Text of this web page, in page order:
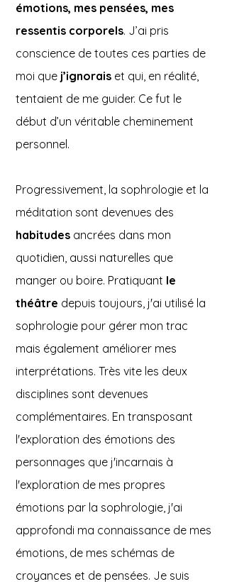
émotions, mes pensées, mes
ressentis corporels. J’ai pris
conscience de toutes ces parties de
moi que j’ignorais et qui, en réalité,
tentaient de me guider. Ce fut le
début d’un véritable cheminement
personnel.
Progressivement, la sophrologie et la
méditation sont devenues des
habitudes ancrées dans mon
quotidien, aussi naturelles que
manger ou boire. Pratiquant le
théâtre depuis toujours, j'ai utilisé la
sophrologie pour gérer mon trac
mais également améliorer mes
interprétations. Très vite les deux
disciplines sont devenues
complémentaires. En transposant
l'exploration des émotions des
personnages que j'incarnais à
l'exploration de mes propres
émotions par la sophrologie, j'ai
approfondi ma connaissance de mes
émotions, de mes schémas de
croyances et de pensées. Je suis